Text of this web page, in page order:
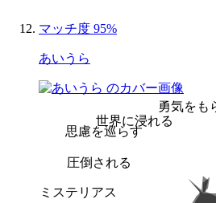
マッチ度 95%
あいうら
勇気をも
ミステリアス
圧倒される
思慮を巡らす
世界に浸れる